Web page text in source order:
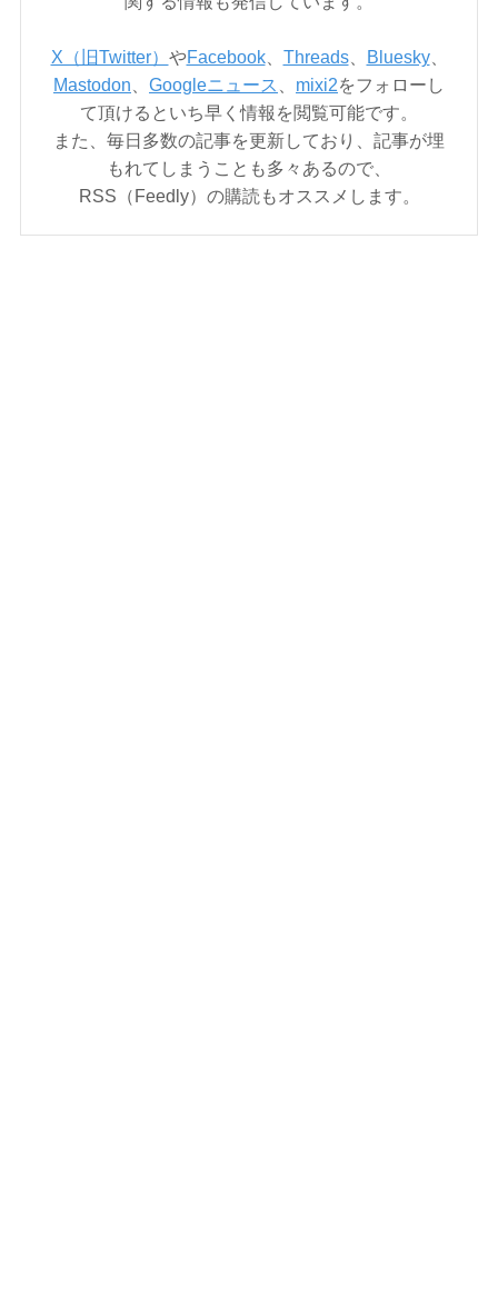
X（旧Twitter） やFacebook、 Threads、 Bluesky、
Mastodon
Googleニュース mixi2をフォローし
て頂けるといち早く情報を閲覧可能です。
また、毎日多数の記事を更新しており、記事が埋
もれてしまうことも多々あるので、
RSS（Feedly）の購読もオススメします。